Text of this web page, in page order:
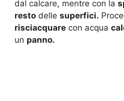
dal calcare, mentre con la
resto delle superfici.
risciacquare con acqua
un panno.